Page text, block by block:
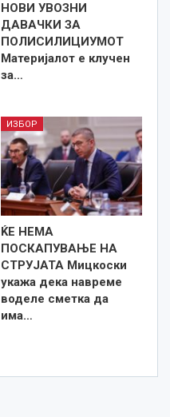
НОВИ УВОЗНИ
ДАВАЧКИ ЗА
ПОЛИСИЛИЦИУМОТ
Материјалот е клучен
за…
ИЗБОР
ЌЕ НЕМА
ПОСКАПУВАЊЕ НА
СТРУЈАТА Мицкоски
укажа дека навреме
воделе сметка да
има…